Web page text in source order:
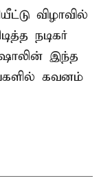
விழாவில்
நடிகர்
இந்த
கவனம்